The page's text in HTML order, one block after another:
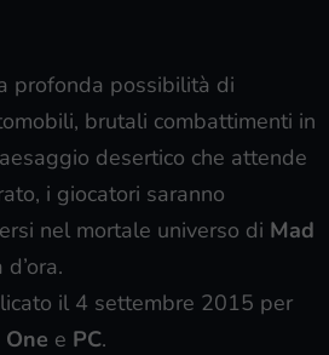
profonda possibilità di
brutali combattimenti in
desertico che attende
i giocatori saranno
nel mortale universo di Mad
il 4 settembre 2015 per
e PC.